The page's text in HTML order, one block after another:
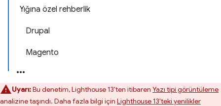
Yığına özel rehberlik
Drupal
Magento
Uyarı:Bu denetim, Lighthouse 13'ten itibaren Yazı tipi görüntüleme
analizine taşındı. Daha fazla bilgi için Lighthouse 13'teki yenilikler